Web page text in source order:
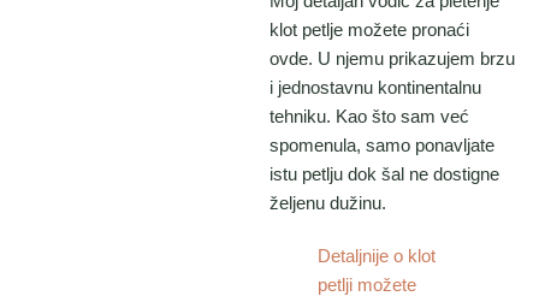
klot petlje možete pronaći
ovde. U njemu prikazujem brzu
i jednostavnu kontinentalnu
tehniku. Kao što sam već
spomenula, samo ponavljate
istu petlju dok šal ne dostigne
željenu dužinu.
Detaljnije o klot
petlji možete